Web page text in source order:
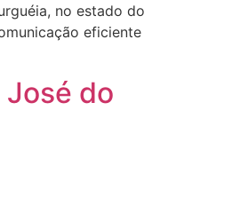
no estado do
eficiente
José do